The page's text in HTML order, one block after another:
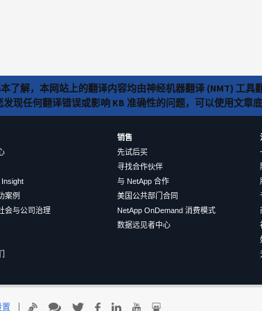
了解，本网站上的翻译内容均由神经机器翻译 (NMT) 工
现任何翻译错误或影响 KB 准确性的问题，可以使用文章
Insight
案例
会与公司治理
销售
先试后买
寻找合作伙伴
与 NetApp 合作
美国公共部门合同
NetApp OnDemand 消费模式
数据远见者中心
置